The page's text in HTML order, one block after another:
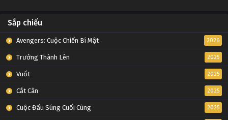
Sắp chiếu
Avengers: Cuộc Chiến Bí Mật 2026
Trưởng Thành Lên 2025
Vuốt 2025
Cắt Cân 2025
Cuộc Đấu Súng Cuối Cùng 2025